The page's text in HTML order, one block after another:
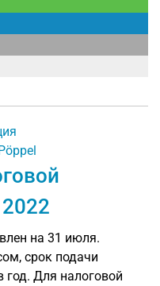
на 31 июля.
срок подачи
год. Для налоговой